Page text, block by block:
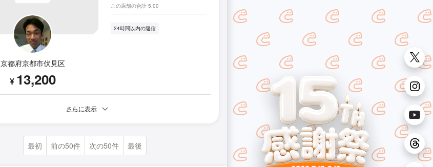
京都府京都市伏見区
¥ 13,200
この店舗の合計 5.00
24時間以内の返信
さらに表示
最初 前の50件 次の50件 最後